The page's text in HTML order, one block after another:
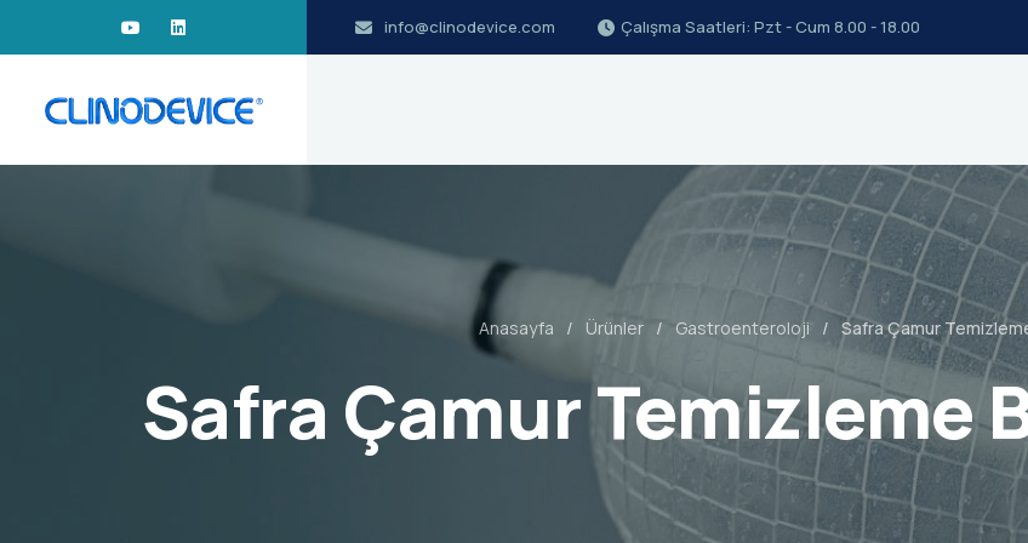
info@clinodevice.com Çalışma Saatleri: Pzt - Cum 8.00 - 18.00
Anasayfa Ürünler Gastroenteroloji Safra Çamur
Safra Çamur Temizleme